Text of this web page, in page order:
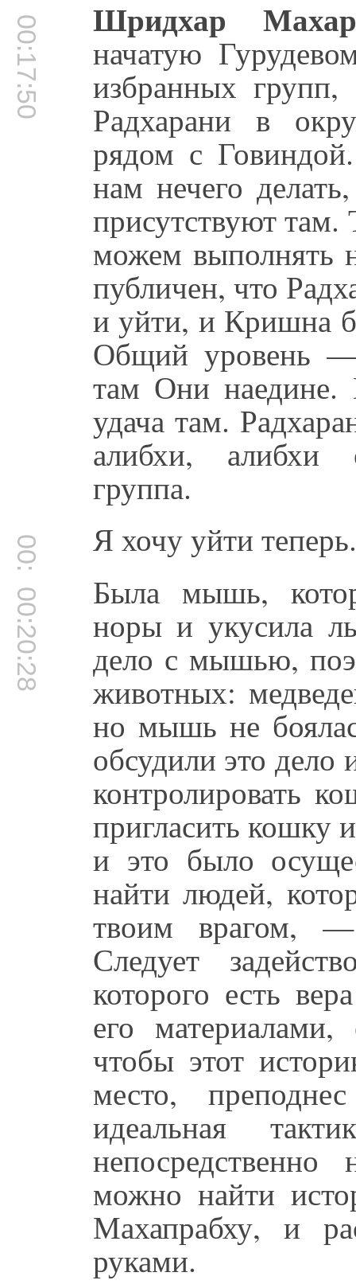
00:17:50 Шридхар
начатую
избранных
Радхарани в
рядом с
нам нечего
присутствуют
можем выполнять
публичен, что
и уйти, и Кришна
Общий уровень —
там Они
удача там.
алибхи, алибхи
группа.
00:19:44 Я хочу уйти теперь.
00:20:28 Была мышь,
норы и укусила
дело с мышью,
животных:
но мышь не
обсудили это дело
контролировать
пригласить кошку
и это было
найти людей,
твоим врагом, —
Следует
которого есть
его
чтобы этот
место,
идеальная
можно найти
Махапрабху, и
руками.